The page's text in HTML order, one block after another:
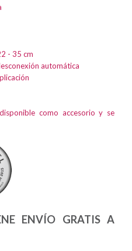
- 35 cm
automática
como accesorio y se
ENVÍO GRATIS A